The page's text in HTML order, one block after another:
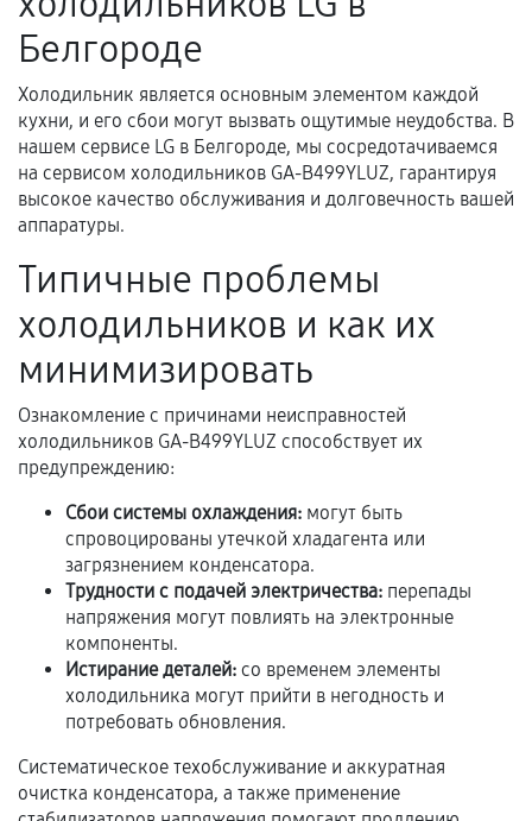
гарантийного срока.
Несоответствие комплектующей заявленным
техническим характеристикам.
Документы для подтверждения
гарантии
Акт выполненных работ с датой, перечнем
услуг и сроком гарантии.
Документы на установленные комплектующие
Расширенная гарантия
В некоторых случаях возможно оформление
расширенной гарантии. Стоимость, сроки и
условия продления согласовываются отдельно и
фиксируются в документах.
Когда гарантия не действует
Нарушение правил эксплуатации,
механические повреждения, попадание влаги,
Белгороде
Холодильник является основным элементом каждой
кухни, и его сбои могут вызвать ощутимые неудобства. В
нашем сервисе LG в Белгороде, мы сосредотачиваемся
на сервисом холодильников GA-B499YLUZ, гарантируя
высокое качество обслуживания и долговечность вашей
аппаратуры.
Типичные проблемы
холодильников и как их
минимизировать
Ознакомление с причинами неисправностей
холодильников GA-B499YLUZ способствует их
предупреждению:
Сбои системы охлаждения: могут быть
спровоцированы утечкой хладагента или
загрязнением конденсатора.
Трудности с подачей электричества: перепады
напряжения могут повлиять на электронные
компоненты.
Истирание деталей: со временем элементы
холодильника могут прийти в негодность и
потребовать обновления.
Систематическое техобслуживание и аккуратная
очистка конденсатора, а также применение